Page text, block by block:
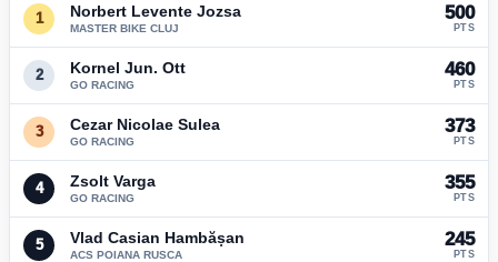
1 Norbert Levente Jozsa
MASTER BIKE CLUJ
500
PTS
2 Kornel Jun. Ott
GO RACING
460
PTS
3 Cezar Nicolae Sulea
GO RACING
373
PTS
4 Zsolt Varga
GO RACING
355
PTS
5 Vlad Casian Hambășan
ACS POIANA RUSCA
245
PTS